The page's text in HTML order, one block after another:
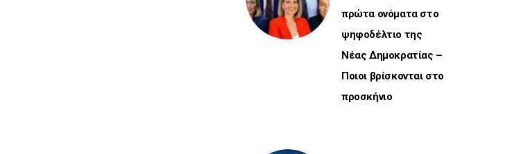
πρώτα ονόματα στο
ψηφοδέλτιο της
Νέας Δημοκρατίας –
Ποιοι βρίσκονται στο
προσκήνιο